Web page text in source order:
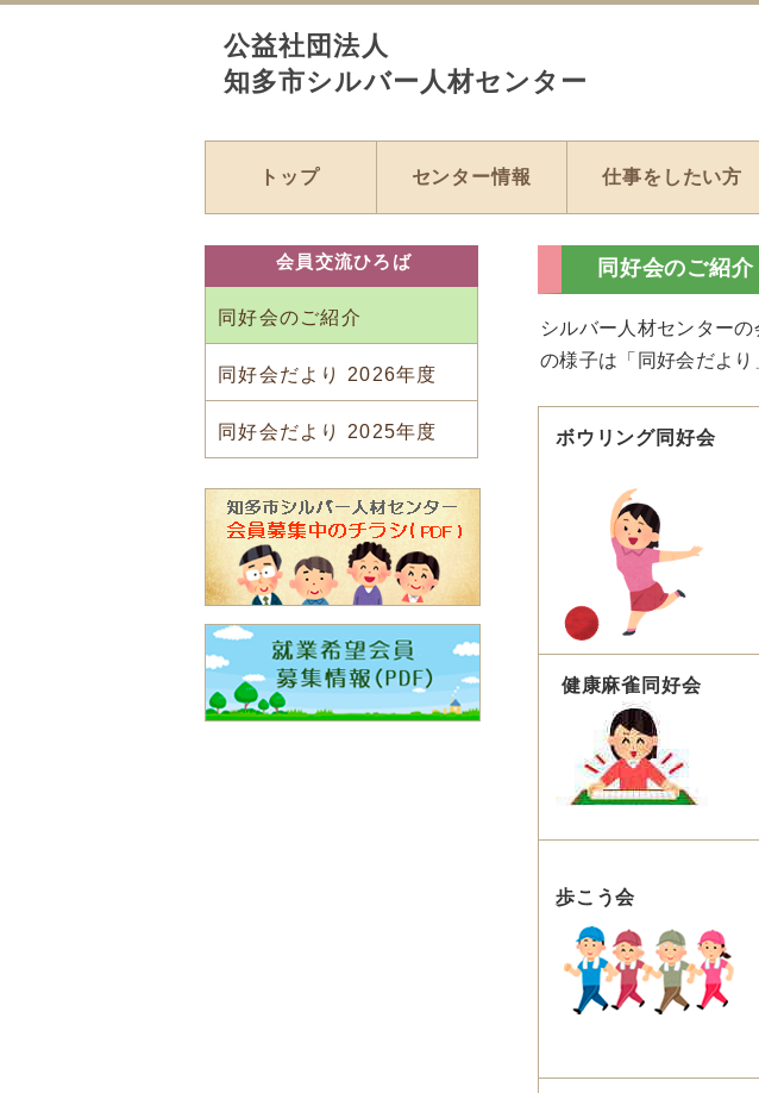
公益社団法人
知多市シルバー人材センター
トップ センター情報 仕事をしたい方
同好会のご紹介
シルバー人材センター
の様子は「同好会だより
ボウリング同好会
8月6日(木)半
す
連
健康麻雀同好会
歩こう会
会員交流ひろば
同好会のご紹介
同好会だより 2026年度
同好会だより 2025年度